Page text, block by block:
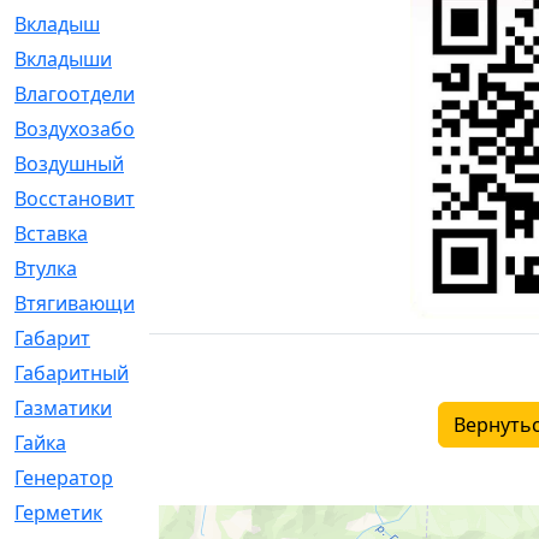
Вкладыш
Вкладыши
Влагоотделитель
Воздухозаборник
Воздушный
Восстановительный
Вставка
Втулка
Втягивающий
Габарит
[286]
Габаритный
Газматики
Гайка
Генератор
Герметик
[15]